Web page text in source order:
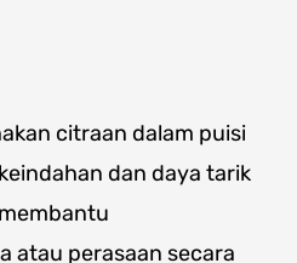
citraan dalam puisi
dan daya tarik
atau perasaan secara